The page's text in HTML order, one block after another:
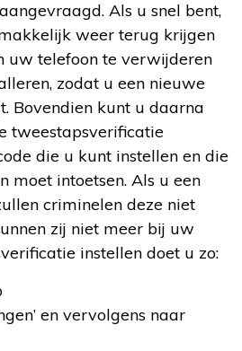
Als u snel bent,
weer terug krijgen
uw telefoon te verwijderen
zodat u een nieuwe
Bovendien kunt u daarna
tweestapsverificatie
die u kunt instellen en die
moet intoetsen. Als u een
criminelen deze niet
zij niet meer bij uw
instellen doet u zo:
en vervolgens naar